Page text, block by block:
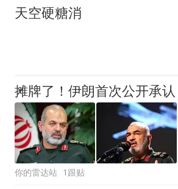
天空硬糖消
你的雷达站 1跟贴